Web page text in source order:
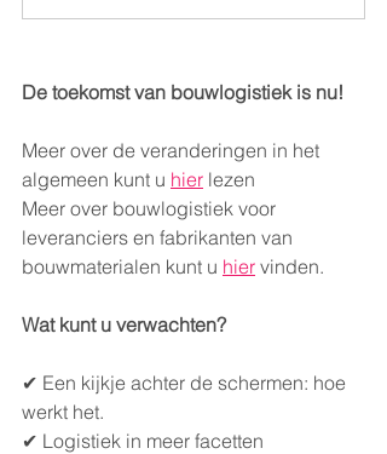
De toekomst van bouwlogistiek is nu!
Meer over de veranderingen in het
algemeen kunt u hier lezen​
Meer over bouwlogistiek voor
leveranciers en fabrikanten van
bouwmaterialen kunt u hier vinden.
Wat kunt u verwachten?
✔ Een kijkje achter de schermen: hoe
werkt het.
✔ Logistiek in meer facetten